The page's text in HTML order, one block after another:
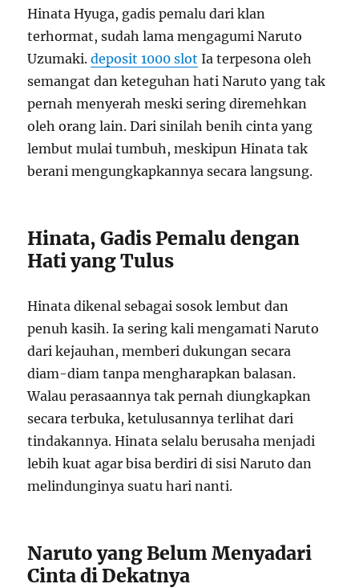
Hinata Hyuga, gadis pemalu dari klan
terhormat, sudah lama mengagumi Naruto
Uzumaki.deposit 1000 slot Ia terpesona oleh
semangat dan keteguhan hati Naruto yang tak
pernah menyerah meski sering diremehkan
oleh orang lain. Dari sinilah benih cinta yang
lembut mulai tumbuh, meskipun Hinata tak
berani mengungkapkannya secara langsung.
Hinata, Gadis Pemalu dengan
Hati yang Tulus
Hinata dikenal sebagai sosok lembut dan
penuh kasih. Ia sering kali mengamati Naruto
dari kejauhan, memberi dukungan secara
diam-diam tanpa mengharapkan balasan.
Walau perasaannya tak pernah diungkapkan
secara terbuka, ketulusannya terlihat dari
tindakannya. Hinata selalu berusaha menjadi
lebih kuat agar bisa berdiri di sisi Naruto dan
melindunginya suatu hari nanti.
Naruto yang Belum Menyadari
Cinta di Dekatnya